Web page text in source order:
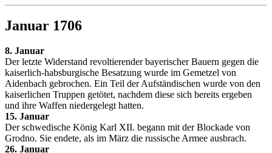
Januar 1706
8. Januar
Der letzte Widerstand revoltierender bayerischer Bauern gegen die
kaiserlich-habsburgische Besatzung wurde im Gemetzel von
Aidenbach gebrochen. Ein Teil der Aufständischen wurde von den
kaiserlichen Truppen getötet, nachdem diese sich bereits ergeben
und ihre Waffen niedergelegt hatten.
15. Januar
Der schwedische König Karl XII. begann mit der Blockade von
Grodno. Sie endete, als im März die russische Armee ausbrach.
26. Januar